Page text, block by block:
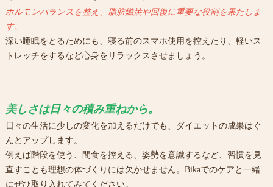
ホルモンバランスを整え、脂肪燃焼や回復に重要な役割を果たしま
す。
深い睡眠をとるためにも、寝る前のスマホ使用を控えたり、軽いス
トレッチをするなど心身をリラックスさせましょう。
美しさは日々の積み重ねから。
日々の生活に少しの変化を加えるだけでも、ダイエットの成果はぐ
んとアップします。
例えば階段を使う、間食を控える、姿勢を意識するなど、習慣を見
直すことも理想の体づくりには欠かせません。Bikaでのケアと一緒
にぜひ取り入れてみてください。